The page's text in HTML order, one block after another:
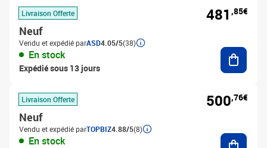
Livraison Offerte
Neuf
Vendu et expédié parASD4.05/5(38)
En stock
Expédié sous 13 jours
481 ,85€
Livraison Offerte
Neuf
Vendu et expédié parTOPBIZ4.88/5(8)
En stock
500,76€